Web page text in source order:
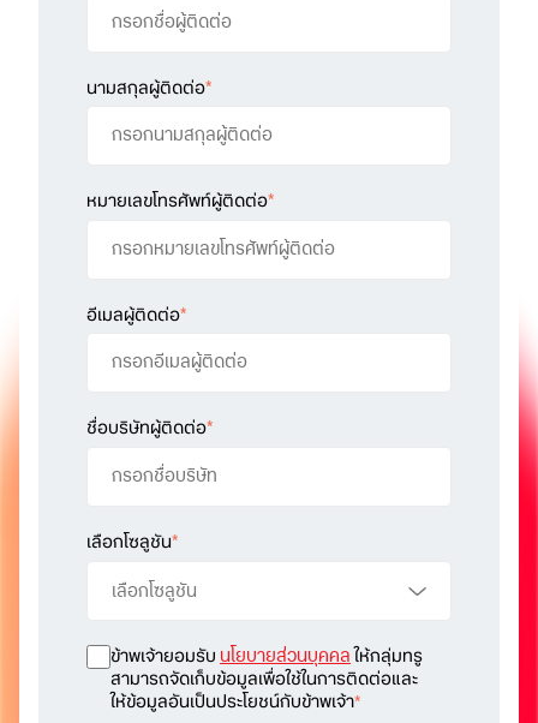
นามสกุลผู้ติดต่อ*
หมายเลขโทรศัพท์ผู้ติดต่อ*
อีเมลผู้ติดต่อ*
ชื่อบริษัทผู้ติดต่อ*
เลือกโซลูชัน*
ข้าพเจ้ายอมรับนโยบายส่วนบุคคลให้กลุ่มทรู
สามารถจัดเก็บข้อมูลเพื่อใช้ในการติดต่อและ
ให้ข้อมูลอันเป็นประโยชน์กับข้าพเจ้า*